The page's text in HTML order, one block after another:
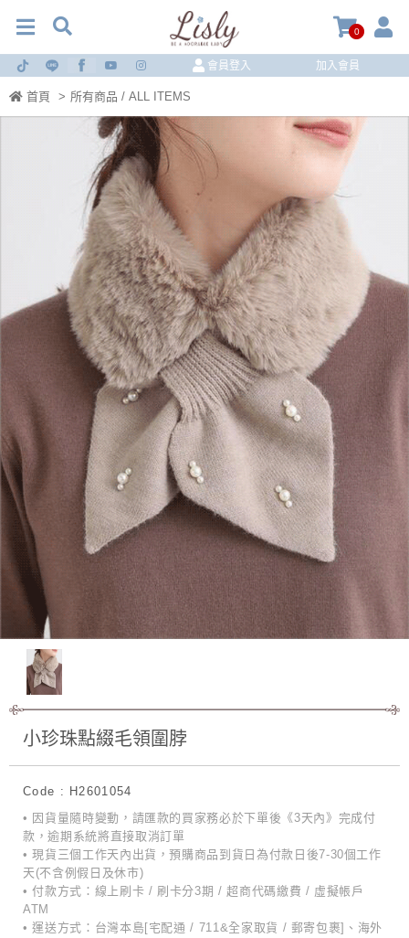
0
會員登入 加入會員
首頁 > 所有商品 / ALL ITEMS
小珍珠點綴毛領圍脖
Code : H2601054
• 因貨量隨時變動，請匯款的買家務必於下單後《3天內》完成付
款，逾期系統將直接取消訂單
• 現貨三個工作天內出貨，預購商品到貨日為付款日後7-30個工作
天(不含例假日及休市)
• 付款方式：線上刷卡 / 刷卡分3期 / 超商代碼繳費 / 虛擬帳戶
ATM
• 運送方式：台灣本島[宅配通 / 711&全家取貨 / 郵寄包裹]、海外